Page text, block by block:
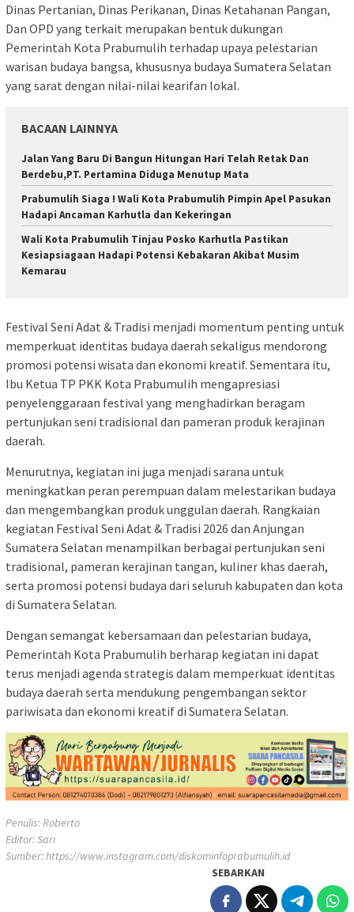
Dinas Pertanian, Dinas Perikanan, Dinas Ketahanan Pangan,
Dan OPD yang terkait merupakan bentuk dukungan
Pemerintah Kota Prabumulih terhadap upaya pelestarian
warisan budaya bangsa, khususnya budaya Sumatera Selatan
yang sarat dengan nilai-nilai kearifan lokal.
BACAAN LAINNYA
Jalan Yang Baru Di Bangun Hitungan Hari Telah Retak Dan
Berdebu,PT. Pertamina Diduga Menutup Mata
Prabumulih Siaga ! Wali Kota Prabumulih Pimpin Apel Pasukan
Hadapi Ancaman Karhutla dan Kekeringan
Wali Kota Prabumulih Tinjau Posko Karhutla Pastikan
Kesiapsiagaan Hadapi Potensi Kebakaran Akibat Musim
Kemarau
Festival Seni Adat & Tradisi menjadi momentum penting untuk
memperkuat identitas budaya daerah sekaligus mendorong
promosi potensi wisata dan ekonomi kreatif. Sementara itu,
Ibu Ketua TP PKK Kota Prabumulih mengapresiasi
penyelenggaraan festival yang menghadirkan beragam
pertunjukan seni tradisional dan pameran produk kerajinan
daerah.
Menurutnya, kegiatan ini juga menjadi sarana untuk
meningkatkan peran perempuan dalam melestarikan budaya
dan mengembangkan produk unggulan daerah. Rangkaian
kegiatan Festival Seni Adat & Tradisi 2026 dan Anjungan
Sumatera Selatan menampilkan berbagai pertunjukan seni
tradisional, pameran kerajinan tangan, kuliner khas daerah,
serta promosi potensi budaya dari seluruh kabupaten dan kota
di Sumatera Selatan.
Dengan semangat kebersamaan dan pelestarian budaya,
Pemerintah Kota Prabumulih berharap kegiatan ini dapat
terus menjadi agenda strategis dalam memperkuat identitas
budaya daerah serta mendukung pengembangan sektor
pariwisata dan ekonomi kreatif di Sumatera Selatan.
Penulis: Roberto
Editor: Sari
Sumber:https://www.instagram.com/diskominfoprabumulih.id
SEBARKAN